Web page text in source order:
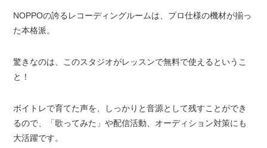
NOPPOの誇るレコーディングルームは、プロ仕様の機材が揃っ
た本格派。
驚きなのは、このスタジオがレッスンで無料で使えるというこ
と！
ボイトレで育てた声を、しっかりと音源として残すことができ
るので、「歌ってみた」や配信活動、オーディション対策にも
大活躍です。